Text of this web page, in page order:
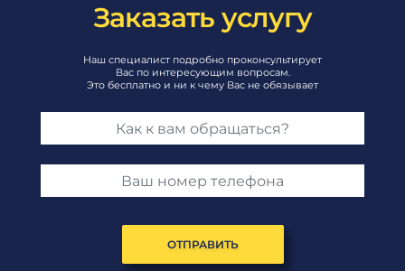
Заказать услугу
Наш специалист подробно проконсультирует
Вас по интересующим вопросам.
Это бесплатно и ни к чему Вас не обязывает
ОТПРАВИТЬ